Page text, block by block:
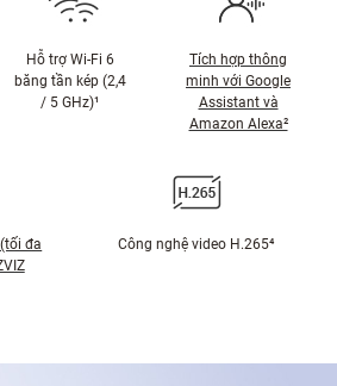
Hỗ trợ Wi-Fi 6
băng tần kép (2,4
/ 5 GHz)¹
Tích hợp thông
minh với Google
Assistant và
Amazon Alexa²
đa
Công nghệ video H.265⁴